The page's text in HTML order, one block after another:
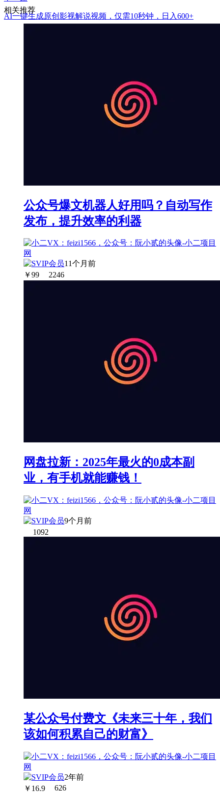
AI一键生成原创影视解说视频，仅需10秒钟，日入600+
相关推荐
公众号爆文机器人好用吗？自动写作
发布，提升效率的利器
11个月前
￥99 2246
网盘拉新：2025年最火的0成本副
业，有手机就能赚钱！
9个月前
1092
某公众号付费文《未来三十年，我们
该如何积累自己的财富》
2年前
￥ 16.9 626